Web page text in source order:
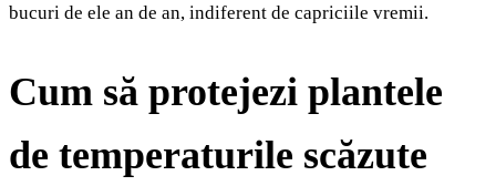
bucuri de ele an de an, indiferent de capriciile vremii.
Cum să protejezi plantele
de temperaturile scăzute